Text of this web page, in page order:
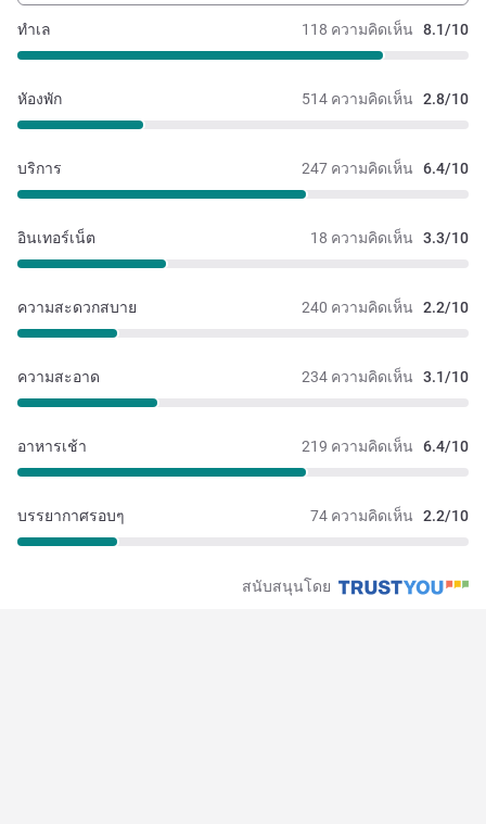
118 ความคิดเห็น 8.1/10
ทำเล
514 ความคิดเห็น 2.8/10
หัองพัก
247 ความคิดเห็น 6.4/10
บริการ
18 ความคิดเห็น 3.3/10
อินเทอร์เน็ต
240 ความคิดเห็น 2.2/10
ความสะดวกสบาย
234 ความคิดเห็น 3.1/10
ความสะอาด
219 ความคิดเห็น 6.4/10
อาหารเช้า
74 ความคิดเห็น 2.2/10
บรรยากาศรอบๆ
สนับสนุนโดย